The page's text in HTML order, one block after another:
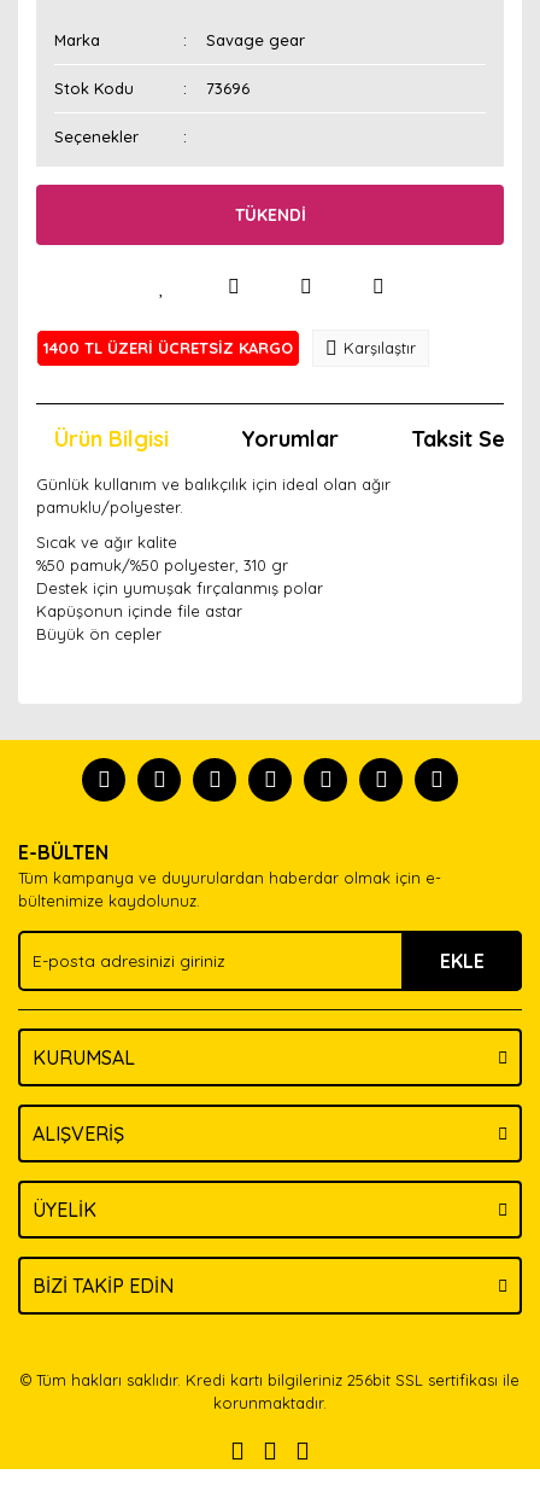
Marka Savage gear
Stok Kodu 73696
Seçenekler
TÜKENDİ
1400 TL ÜZERİ ÜCRETSİZ KARGO Karşılaştır
Ürün Bilgisi Yorumlar Taksit
Günlük kullanım ve balıkçılık için ideal olan ağır
pamuklu/polyester.
Sıcak ve ağır kalite
%50 pamuk/%50 polyester, 310 gr
Destek için yumuşak fırçalanmış polar
Kapüşonun içinde file astar
Büyük ön cepler
tanısın.
formunu kullanarak tarafımıza iletebilirsiniz.
Görüş ve önerileriniz için teşekkür ederiz.
Ürün açıklamasında eksik bilgiler bulunuyor.
Ürün bilgilerinde hatalar bulunuyor.
Ürün fiyatı diğer sitelerden daha pahalı.
Bu ürüne benzer farklı alternatifler olmalı.
E-BÜLTEN
Tüm kampanya ve duyurulardan haberdar olmak için e-
bültenimize kaydolunuz.
EKLE
KURUMSAL
ALIŞVERİŞ
ÜYELİK
BİZİ TAKİP EDİN
© Tüm hakları saklıdır. Kredi kartı bilgileriniz 256bit SSL sertifikası ile
korunmaktadır.